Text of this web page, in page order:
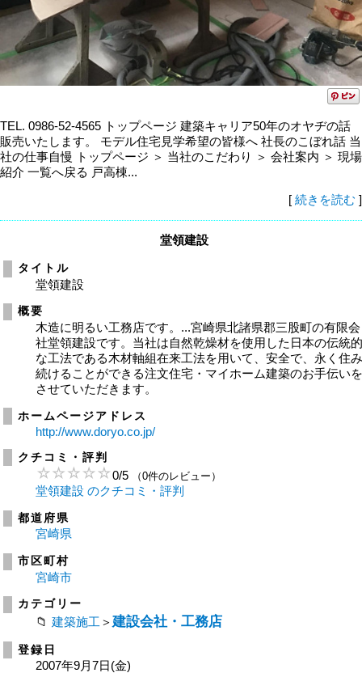
TEL. 0986-52-4565 トップページ 建築キャリア50年のオヤヂの話
販売いたします。 モデル住宅見学希望の皆様へ 社長のこぼれ話 当
社の仕事自慢 トップページ ＞ 当社のこだわり ＞ 会社案内 ＞ 現場
紹介 一覧へ戻る 戸高棟...
[ 続きを読む ]
堂領建設
タイトル
堂領建設
概要
木造に明るい工務店です。...宮崎県北諸県郡三股町の有限会
社堂領建設です。当社は自然乾燥材を使用した日本の伝統
な工法である木材軸組在来工法を用いて、安全で、永く住
続けることができる注文住宅・マイホーム建築のお手伝い
させていただきます。
ホームページアドレス
http://www.doryo.co.jp/
クチコミ・評判
0/5 （0件のレビュー）
堂領建設 のクチコミ・評判
都道府県
宮崎県
市区町村
宮崎市
カテゴリー
建築施工 ＞ 建設会社・工務店
登録日
2007年9月7日(金)